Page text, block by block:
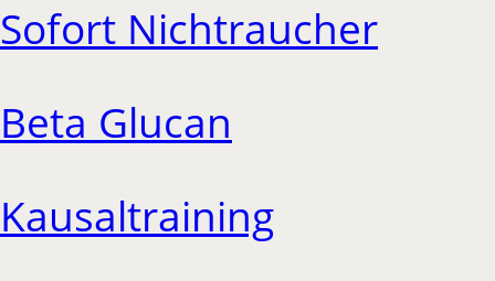
Sofort Nichtraucher
Beta Glucan
Kausaltraining